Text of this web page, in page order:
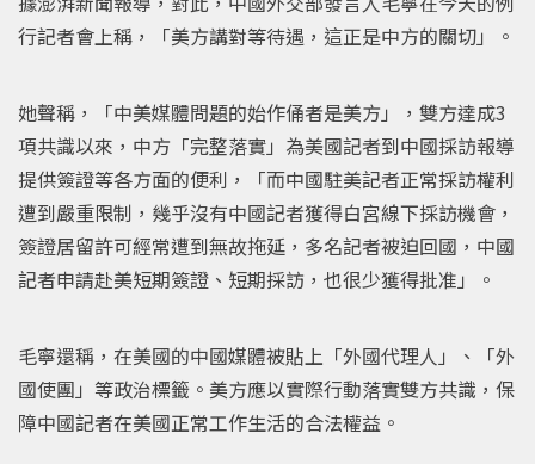
行記者會上稱，「美方講對等待遇，這正是中方的關切」。
她聲稱，「中美媒體問題的始作俑者是美方」，雙方達成3
項共識以來，中方「完整落實」為美國記者到中國採訪報導
提供簽證等各方面的便利，「而中國駐美記者正常採訪權利
遭到嚴重限制，幾乎沒有中國記者獲得白宮線下採訪機會，
簽證居留許可經常遭到無故拖延，多名記者被迫回國，中國
記者申請赴美短期簽證、短期採訪，也很少獲得批准」。
毛寧還稱，在美國的中國媒體被貼上「外國代理人」、「外
國使團」等政治標籤。美方應以實際行動落實雙方共識，保
障中國記者在美國正常工作生活的合法權益。